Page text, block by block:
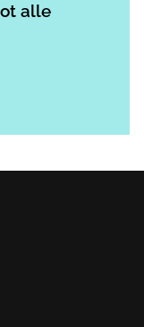
alle